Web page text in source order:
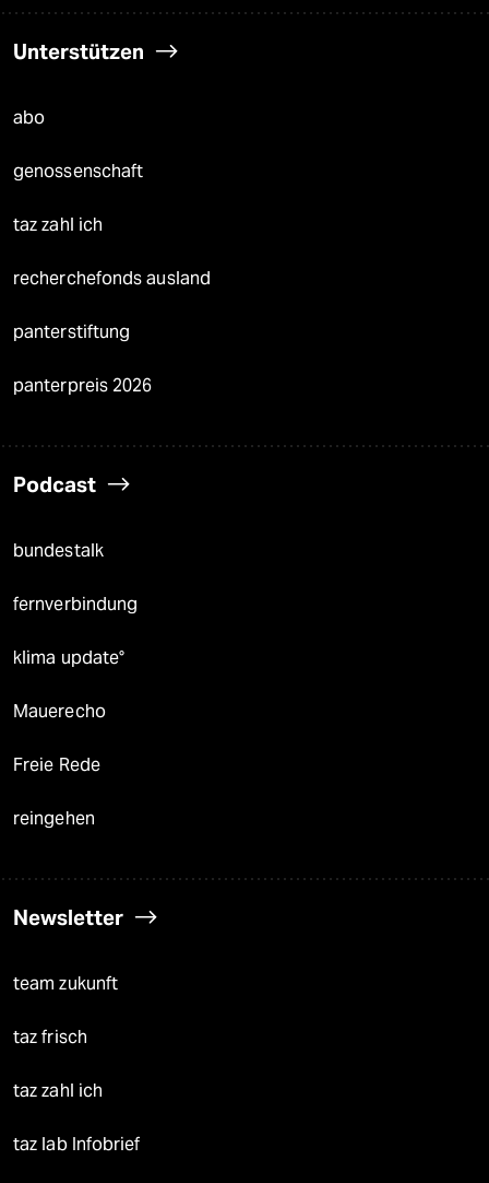
Unterstützen
abo
genossenschaft
taz zahl ich
recherchefonds ausland
panterstiftung
panterpreis 2026
Podcast
bundestalk
fernverbindung
klima update°
Mauerecho
Freie Rede
reingehen
Newsletter
team zukunft
taz frisch
taz zahl ich
taz lab Infobrief